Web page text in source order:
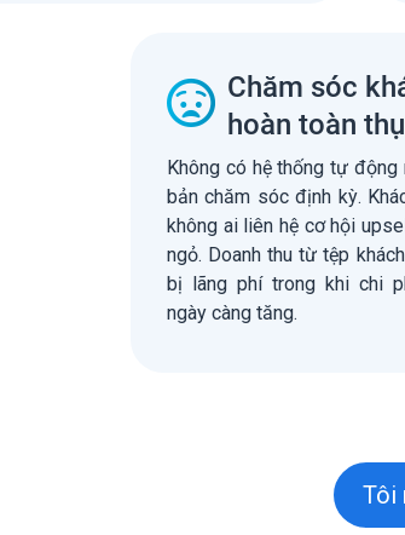
Chăm sóc
hoàn toàn
Không có hệ thống tự động
bản chăm sóc định kỳ.
không ai liên hệ cơ hội
ngỏ. Doanh thu từ tệp
bị lãng phí trong khi chi
ngày càng tăng.
Tôi